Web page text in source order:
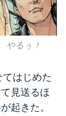
やるぅ！
はじめた
見送るほ
起きた。